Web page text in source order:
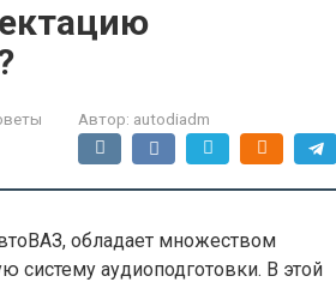
Автор: autodiadm
обладает множеством
систему аудиоподготовки. В этой